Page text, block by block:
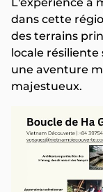
dans cette
des terrains
locale
une aventure
majestueux.